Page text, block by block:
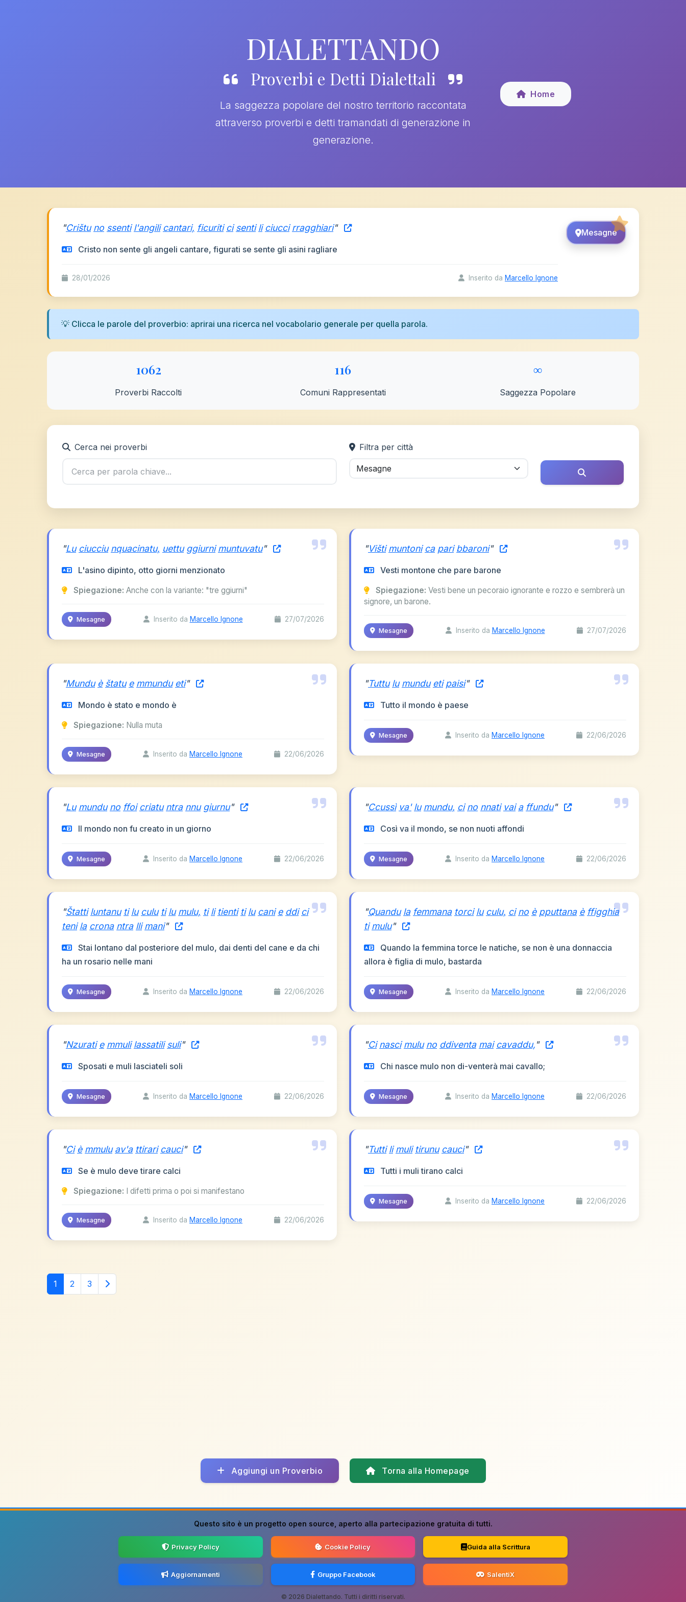
DIALETTANDO
Proverbi e Detti Dialettali
La saggezza popolare del nostro territorio raccontata
attraverso proverbi e detti tramandati di generazione in
generazione.
Home
"Crištu no ssenti l'angili cantari, ficuriti ci senti li ciucci rragghiari"
Cristo non sente gli angeli cantare, figurati se sente gli asini ragliare
28/01/2026 Inserito da Marcello Ignone
Mesagne
💡 Clicca le parole del proverbio: aprirai una ricerca nel vocabolario generale per quella parola.
1062
Proverbi Raccolti
116
Comuni Rappresentati
∞
Saggezza Popolare
Cerca nei proverbi Filtra per città
"Lu ciucciu nquacinatu, uettu ggiurni muntuvatu"
L'asino dipinto, otto giorni menzionato
Spiegazione: Anche con la variante: "tre ggiurni"
Mesagne Inserito da Marcello Ignone 27/07/2026
"Višti muntoni ca pari bbaroni"
Vesti montone che pare barone
Spiegazione: Vesti bene un pecoraio ignorante e rozzo e sembrerà un
signore, un barone.
Mesagne Inserito da Marcello Ignone 27/07/2026
"Mundu è štatu e mmundu eti"
Mondo è stato e mondo è
Spiegazione: Nulla muta
Mesagne Inserito da Marcello Ignone 22/06/2026
"Tuttu lu mundu eti paisi"
Tutto il mondo è paese
Mesagne Inserito da Marcello Ignone 22/06/2026
"Lu mundu no ffoi criatu ntra nnu giurnu"
Il mondo non fu creato in un giorno
Mesagne Inserito da Marcello Ignone 22/06/2026
"Ccussì va' lu mundu, ci no nnati vai a ffundu"
Così va il mondo, se non nuoti affondi
Mesagne Inserito da Marcello Ignone 22/06/2026
"Štatti luntanu ti lu culu ti lu mulu, ti li tienti ti lu cani e ddi ci
teni la crona ntra lli mani"
Stai lontano dal posteriore del mulo, dai denti del cane e da chi
ha un rosario nelle mani
Mesagne Inserito da Marcello Ignone 22/06/2026
"Quandu la femmana torci lu culu, ci no è pputtana è ffigghia
ti mulu"
Quando la femmina torce le natiche, se non è una donnaccia
allora è figlia di mulo, bastarda
Mesagne Inserito da Marcello Ignone 22/06/2026
"Nzurati e mmuli lassatili suli"
Sposati e muli lasciateli soli
Mesagne Inserito da Marcello Ignone 22/06/2026
"Ci nasci mulu no ddiventa mai cavaddu,"
Chi nasce mulo non di-venterà mai cavallo;
Mesagne Inserito da Marcello Ignone 22/06/2026
"Ci è mmulu av'a ttirari cauci"
Se è mulo deve tirare calci
Spiegazione: I difetti prima o poi si manifestano
Mesagne Inserito da Marcello Ignone 22/06/2026
"Tutti li muli tirunu cauci"
Tutti i muli tirano calci
Mesagne Inserito da Marcello Ignone 22/06/2026
1 2 3
Aggiungi un Proverbio Torna alla Homepage
Questo sito è un progetto open source , aperto alla partecipazione gratuita di tutti.
Privacy Policy Cookie Policy Guida alla Scrittura
Aggiornamenti Gruppo Facebook SalentiX
© 2026 Dialettando. Tutti i diritti riservati.